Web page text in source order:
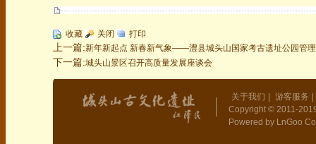
收藏 关闭 打印
上一篇:新年新起点 新春新气象——澧县城头山国家考古遗址公园管
下一篇:城头山景区召开高质量发展座谈会
关于我们 游客服务
Copyright © 2011-
Powered by LnGoo